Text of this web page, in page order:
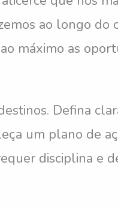
ao longo do
máximo as
Defina
um plano de
disciplina e